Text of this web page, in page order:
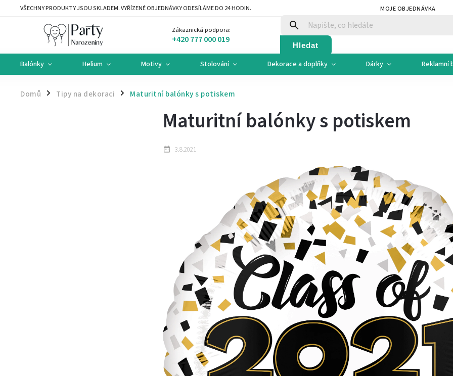
VŠECHNY PRODUKTY JSOU SKLADEM. VYŘÍZENÉ OBJEDNÁVKY ODESÍLÁME DO 24 HODIN. MOJE OBJEDNÁVKA
Zákaznická podpora:
+420 777 000 019 Hledat
Balónky Helium Motivy Stolování Dekorace a doplňky Dárky Reklamní
Domů / Tipy na dekoraci / Maturitní balónky s potiskem
Maturitní balónky s potiskem
3.8.2021